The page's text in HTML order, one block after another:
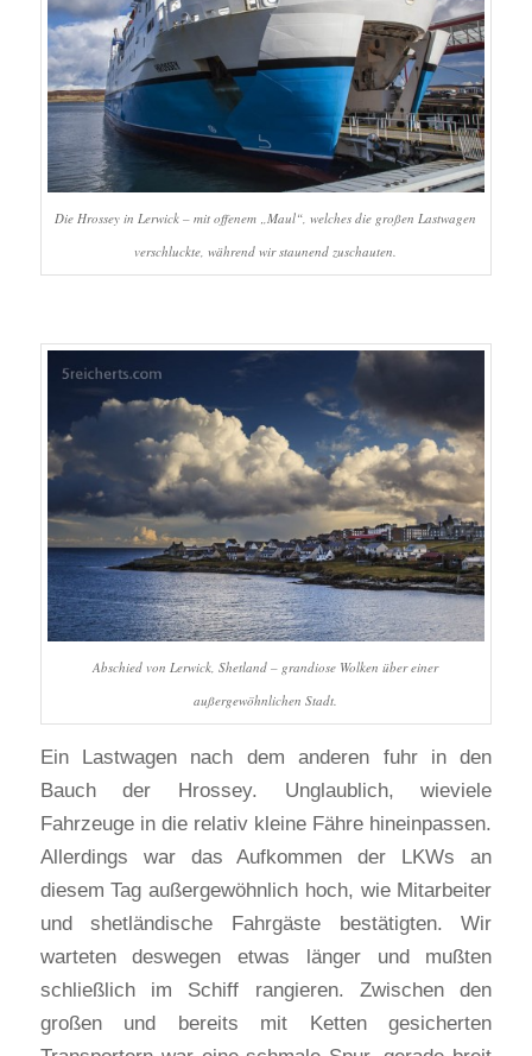
Die Hrossey in Lerwick – mit offenem „Maul“, welches die großen Lastwagen
verschluckte, während wir staunend zuschauten.
Abschied von Lerwick, Shetland – grandiose Wolken über einer
außergewöhnlichen Stadt.
Ein Lastwagen nach dem anderen fuhr in den
Bauch der Hrossey. Unglaublich, wieviele
Fahrzeuge in die relativ kleine Fähre hineinpassen.
Allerdings war das Aufkommen der LKWs an
diesem Tag außergewöhnlich hoch, wie Mitarbeiter
und shetländische Fahrgäste bestätigten. Wir
warteten deswegen etwas länger und mußten
schließlich im Schiff rangieren. Zwischen den
großen und bereits mit Ketten gesicherten